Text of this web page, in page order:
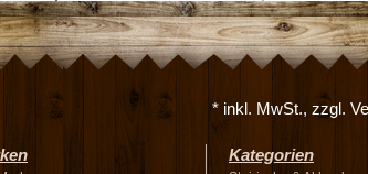
* inkl. MwSt., zzgl.
Kategorien